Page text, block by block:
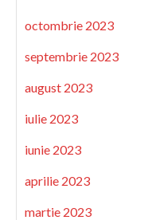
octombrie 2023
septembrie 2023
august 2023
iulie 2023
iunie 2023
aprilie 2023
martie 2023